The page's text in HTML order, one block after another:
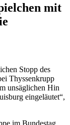
mit
Stopp des
Thyssenkrupp
unsäglichen Hin
eingeläutet“,
im Bundestag